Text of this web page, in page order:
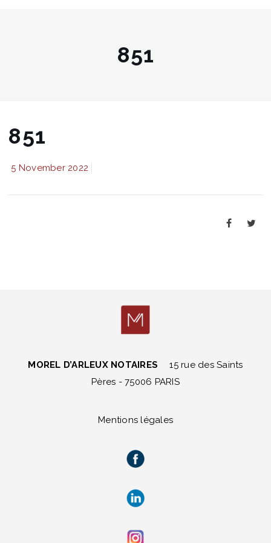
851
851
5 November 2022
MOREL D’ARLEUX NOTAIRES
15 rue des Saints
Pères - 75006 PARIS
Mentions légales